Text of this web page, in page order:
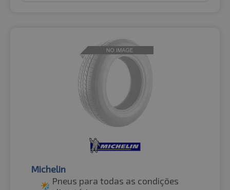
Michelin
Pneus para todas as condições